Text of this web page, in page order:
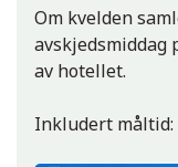
Om kvelden
av hotellet.
Inkludert måltid: